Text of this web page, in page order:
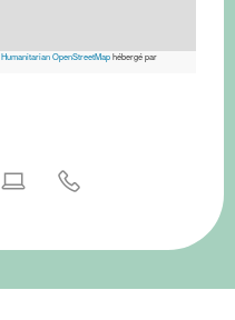
Humanitarian OpenStreetMaphébergé par